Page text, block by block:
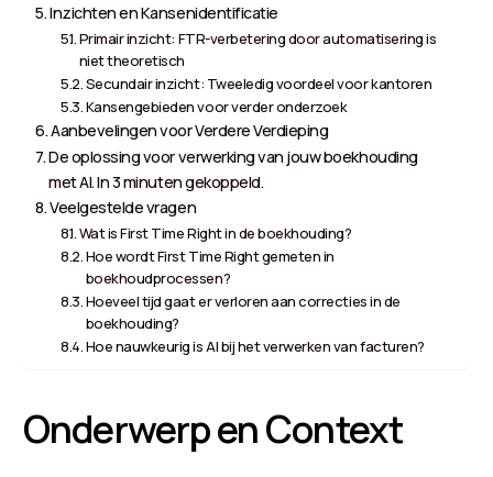
Inzichten en Kansenidentificatie
Primair inzicht: FTR-verbetering door automatisering is
niet theoretisch
Secundair inzicht: Tweeledig voordeel voor kantoren
Kansengebieden voor verder onderzoek
Aanbevelingen voor Verdere Verdieping
De oplossing voor verwerking van jouw boekhouding
met AI. In 3 minuten gekoppeld.
Veelgestelde vragen
Wat is First Time Right in de boekhouding?
Hoe wordt First Time Right gemeten in
boekhoudprocessen?
Hoeveel tijd gaat er verloren aan correcties in de
boekhouding?
Hoe nauwkeurig is AI bij het verwerken van facturen?
Onderwerp en Context